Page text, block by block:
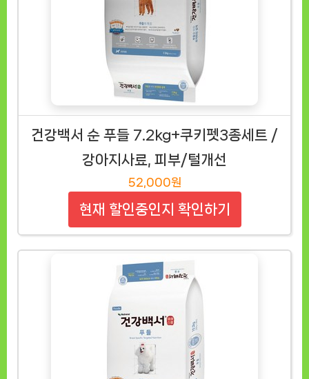
건강백서 순 푸들 7.2kg+쿠키펫3종세트 /
강아지사료, 피부/털개선
52,000원
현재 할인중인지 확인하기